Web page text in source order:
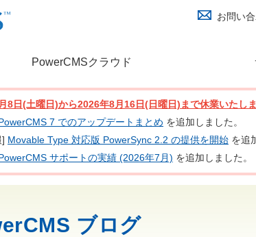
お問い
PowerCMSクラウド
8日(土曜日)から2026年8月16日(日曜日)まで休業いたしま
7 でのアップデートまとめ を追加しました。
Movable Type 対応版 PowerSync 2.2 の提供を開始 を追
サポートの実績 (2026年7月) を追加しました。
ブログ